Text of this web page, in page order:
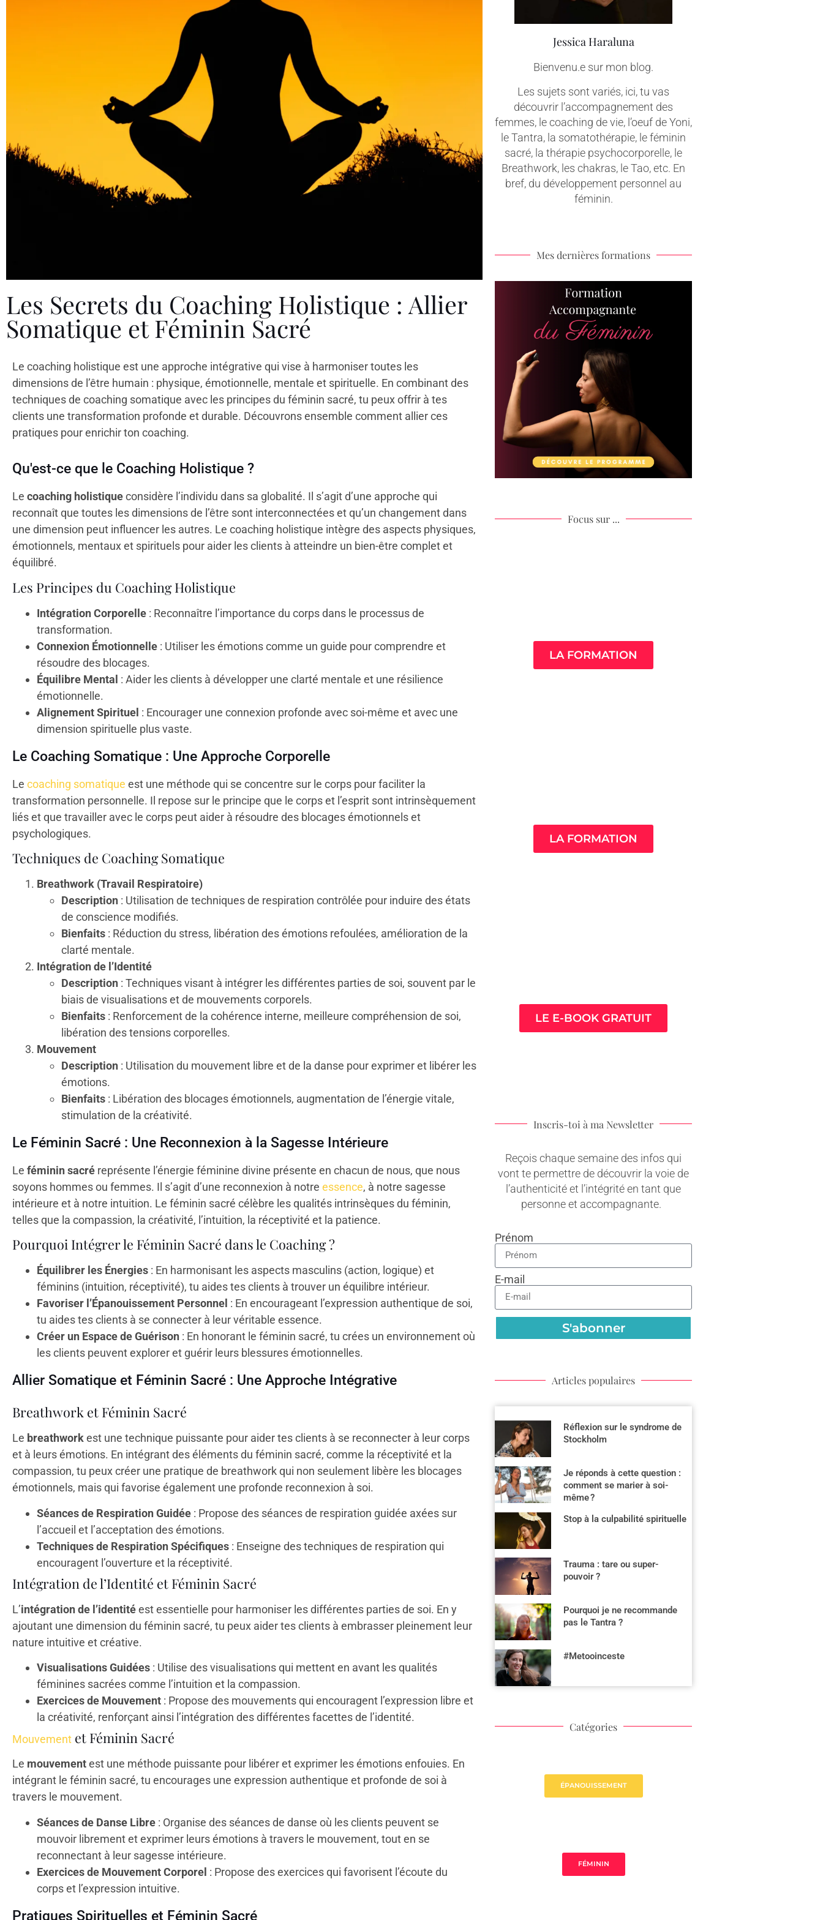
Les Secrets du Coaching Holistique : Allier
Somatique et Féminin Sacré
Le coaching holistique est une approche intégrative qui vise à harmoniser toutes les
dimensions de l’être humain : physique, émotionnelle, mentale et spirituelle. En combinant des
techniques de coaching somatique avec les principes du féminin sacré, tu peux offrir à tes
clients une transformation profonde et durable. Découvrons ensemble comment allier ces
pratiques pour enrichir ton coaching.
Qu'est-ce que le Coaching Holistique ?
Le coaching holistiqueconsidère l’individu dans sa globalité. Il s’agit d’une approche qui
reconnaît que toutes les dimensions de l’être sont interconnectées et qu’un changement dans
une dimension peut influencer les autres. Le coaching holistique intègre des aspects physiques,
émotionnels, mentaux et spirituels pour aider les clients à atteindre un bien-être complet et
équilibré.
Les Principes du Coaching Holistique
Intégration Corporelle : Reconnaître l’importance du corps dans le processus de
transformation.
Connexion Émotionnelle : Utiliser les émotions comme un guide pour comprendre et
résoudre des blocages.
Équilibre Mental : Aider les clients à développer une clarté mentale et une résilience
émotionnelle.
Alignement Spirituel : Encourager une connexion profonde avec soi-même et avec une
dimension spirituelle plus vaste.
Le Coaching Somatique : Une Approche Corporelle
Le coaching somatique est une méthode qui se concentre sur le corps pour faciliter la
transformation personnelle. Il repose sur le principe que le corps et l’esprit sont intrinsèquement
liés et que travailler avec le corps peut aider à résoudre des blocages émotionnels et
psychologiques.
Techniques de Coaching Somatique
Breathwork (Travail Respiratoire)
Description : Utilisation de techniques de respiration contrôlée pour induire des états
de conscience modifiés.
Bienfaits : Réduction du stress, libération des émotions refoulées, amélioration de la
clarté mentale.
Intégration de l’Identité
Description : Techniques visant à intégrer les différentes parties de soi, souvent par le
biais de visualisations et de mouvements corporels.
Bienfaits : Renforcement de la cohérence interne, meilleure compréhension de soi,
libération des tensions corporelles.
Mouvement
Description : Utilisation du mouvement libre et de la danse pour exprimer et libérer les
émotions.
Bienfaits : Libération des blocages émotionnels, augmentation de l’énergie vitale,
stimulation de la créativité.
Le Féminin Sacré : Une Reconnexion à la Sagesse Intérieure
Le féminin sacré représente l’énergie féminine divine présente en chacun de nous, que nous
soyons hommes ou femmes. Il s’agit d’une reconnexion à notre essence, à notre sagesse
intérieure et à notre intuition. Le féminin sacré célèbre les qualités intrinsèques du féminin,
telles que la compassion, la créativité, l’intuition, la réceptivité et la patience.
Pourquoi Intégrer le Féminin Sacré dans le Coaching ?
Équilibrer les Énergies : En harmonisant les aspects masculins (action, logique) et
féminins (intuition, réceptivité), tu aides tes clients à trouver un équilibre intérieur.
Favoriser l’Épanouissement Personnel : En encourageant l’expression authentique de soi,
tu aides tes clients à se connecter à leur véritable essence.
Créer un Espace de Guérison : En honorant le féminin sacré, tu crées un environnement où
les clients peuvent explorer et guérir leurs blessures émotionnelles.
Allier Somatique et Féminin Sacré : Une Approche Intégrative
Breathwork et Féminin Sacré
Le breathworkest une technique puissante pour aider tes clients à se reconnecter à leur corps
et à leurs émotions. En intégrant des éléments du féminin sacré, comme la réceptivité et la
compassion, tu peux créer une pratique de breathwork qui non seulement libère les blocages
émotionnels, mais qui favorise également une profonde reconnexion à soi.
Séances de Respiration Guidée : Propose des séances de respiration guidée axées sur
l’accueil et l’acceptation des émotions.
Techniques de Respiration Spécifiques : Enseigne des techniques de respiration qui
encouragent l’ouverture et la réceptivité.
Intégration de l’Identité et Féminin Sacré
L’intégration de l’identitéest essentielle pour harmoniser les différentes parties de soi. En y
ajoutant une dimension du féminin sacré, tu peux aider tes clients à embrasser pleinement leur
nature intuitive et créative.
Visualisations Guidées : Utilise des visualisations qui mettent en avant les qualités
féminines sacrées comme l’intuition et la compassion.
Exercices de Mouvement : Propose des mouvements qui encouragent l’expression libre et
la créativité, renforçant ainsi l’intégration des différentes facettes de l’identité.
Mouvement et Féminin Sacré
Le mouvementest une méthode puissante pour libérer et exprimer les émotions enfouies. En
intégrant le féminin sacré, tu encourages une expression authentique et profonde de soi à
travers le mouvement.
Séances de Danse Libre : Organise des séances de danse où les clients peuvent se
mouvoir librement et exprimer leurs émotions à travers le mouvement, tout en se
reconnectant à leur sagesse intérieure.
Exercices de Mouvement Corporel : Propose des exercices qui favorisent l’écoute du
corps et l’expression intuitive.
Pratiques Spirituelles et Féminin Sacré
Jessica Haraluna
Bienvenu.e sur mon blog.
Les sujets sont variés, ici, tu vas
découvrir l’accompagnement des
femmes, le coaching de vie, l’oeuf de Yoni,
le Tantra, la somatothérapie, le féminin
sacré, la thérapie psychocorporelle, le
Breathwork, les chakras, le Tao, etc. En
bref, du développement personnel au
féminin.
Mes dernières formations
Focus sur ...
LA FORMATION
LA FORMATION
LE E-BOOK GRATUIT
Inscris-toi à ma Newsletter
Reçois chaque semaine des infos qui
vont te permettre de découvrir la voie de
l’authenticité et l’intégrité en tant que
personne et accompagnante.
Prénom
E-mail
S'abonner
Articles populaires
Réflexion sur le syndrome de
Stockholm
Je réponds à cette question :
comment se marier à soi-
même ?
Stop à la culpabilité spirituelle
Trauma : tare ou super-
pouvoir ?
Pourquoi je ne recommande
pas le Tantra ?
#Metooinceste
Catégories
ÉPANOUISSEMENT
FÉMININ